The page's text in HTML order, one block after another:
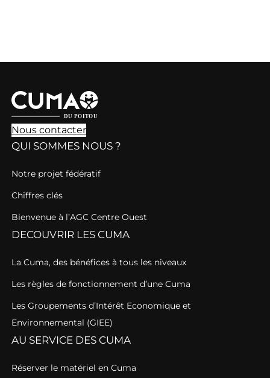
Nous contacter
QUI SOMMES NOUS ?
Notre projet fédératif
Chiffres clés
Bienvenue à l’AGC Centre Ouest
DECOUVRIR LES CUMA
La Cuma, des bénéfices à tous les niveaux
Les règles de fonctionnement d’une Cuma
Les Groupements d’Intérêt Economique et
Environnemental (GIEE)
AU SERVICE DES CUMA
Réserver le matériel en Cuma